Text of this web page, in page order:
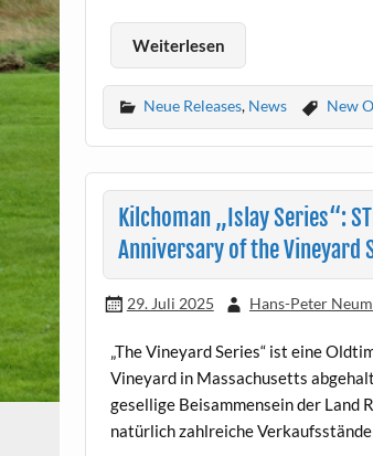
Weiterlesen
Neue Releases, News New
Kilchoman „Islay Series“:
Anniversary of the Vineyard
29. Juli 2025 Hans-Peter
„The Vineyard Series“ ist eine
Vineyard in Massachusetts
gesellige Beisammensein der Land
natürlich zahlreiche